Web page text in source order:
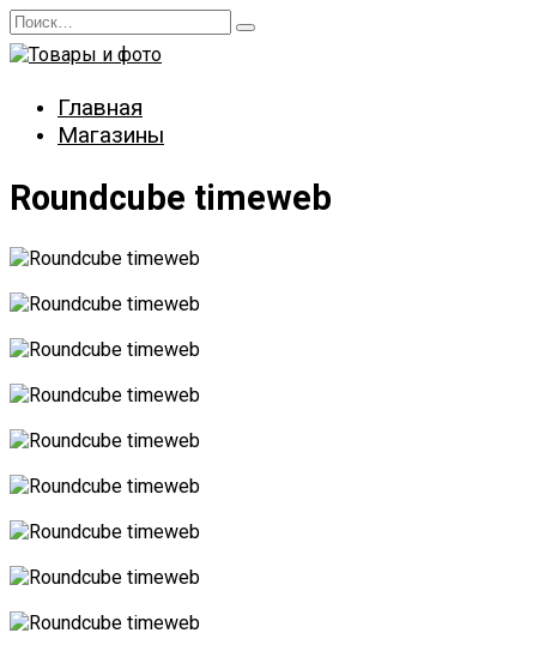
Перейти
к
содержанию
Search
for:
Главная
Магазины
Roundcube timeweb